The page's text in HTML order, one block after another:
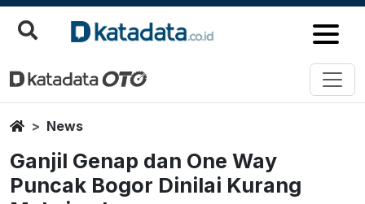
HomeNews
Ganjil Genap dan One Way
Puncak Bogor Dinilai Kurang